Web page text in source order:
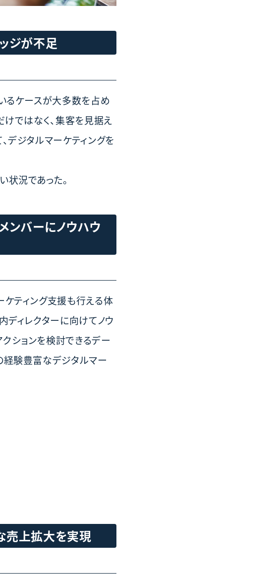
ジが不足
るケースが大多数を占め
けではなく、集客を見据え
デジタルマーケティングを
状況であった。
ンバーにノウハウ
ケティング支援も行える体
ディレクターに向けてノウ
ションを検討できるデー
経験豊富なデジタルマー
売上拡大を実現